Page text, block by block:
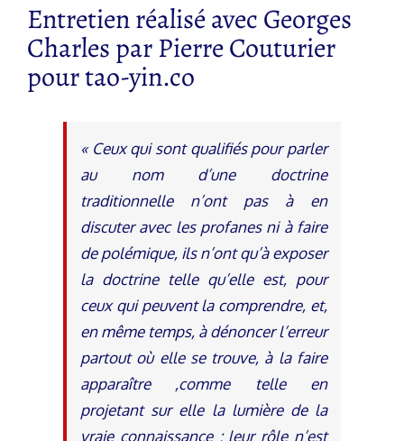
Entretien réalisé avec Georges
Charles par Pierre Couturier
pour tao-yin.co
« Ceux qui sont qualifiés pour parler
au nom d’une doctrine
traditionnelle n’ont pas à en
discuter avec les profanes ni à faire
de polémique, ils n’ont qu’à exposer
la doctrine telle qu’elle est, pour
ceux qui peuvent la comprendre, et,
en même temps, à dénoncer l’erreur
partout où elle se trouve, à la faire
apparaître ,comme telle en
projetant sur elle la lumière de la
vraie connaissance ; leur rôle n’est